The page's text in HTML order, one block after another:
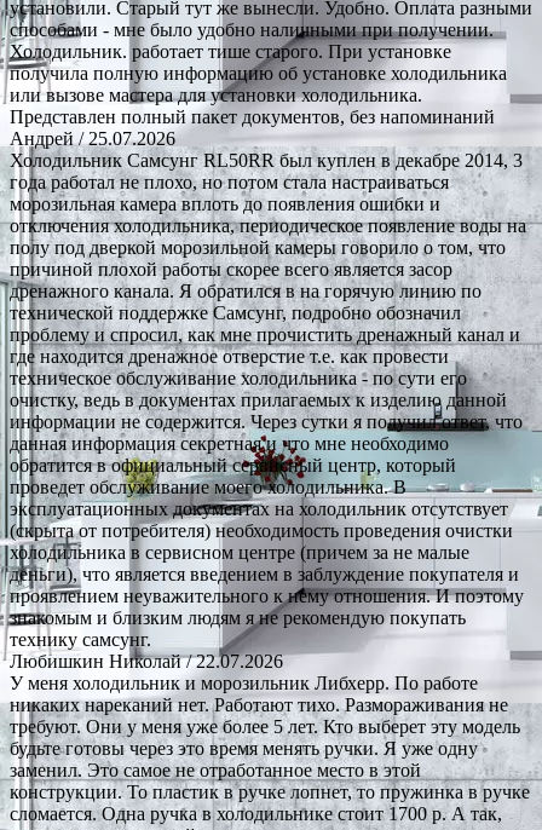
установили. Старый тут же вынесли. Удобно. Оплата разными
способами - мне было удобно наличными при получении.
Холодильник. работает тише старого. При установке
получила полную информацию об установке холодильника
или вызове мастера для установки холодильника.
Представлен полный пакет документов, без напоминаний
Андрей / 25.07.2026
Холодильник Самсунг RL50RR был куплен в декабре 2014, 3
года работал не плохо, но потом стала настраиваться
морозильная камера вплоть до появления ошибки и
отключения холодильника, периодическое появление воды на
полу под дверкой морозильной камеры говорило о том, что
причиной плохой работы скорее всего является засор
дренажного канала. Я обратился в на горячую линию по
технической поддержке Самсунг, подробно обозначил
проблему и спросил, как мне прочистить дренажный канал и
где находится дренажное отверстие т.е. как провести
техническое обслуживание холодильника - по сути его
очистку, ведь в документах прилагаемых к изделию данной
информации не содержится. Через сутки я получил ответ, что
данная информация секретная и что мне необходимо
обратится в официальный сервисный центр, который
проведет обслуживание моего холодильника. В
эксплуатационных документах на холодильник отсутствует
(скрыта от потребителя) необходимость проведения очистки
холодильника в сервисном центре (причем за не малые
деньги), что является введением в заблуждение покупателя и
проявлением неуважительного к нему отношения. И поэтому
знакомым и близким людям я не рекомендую покупать
технику самсунг.
Любишкин Николай/ 22.07.2026
У меня холодильник и морозильник Либхерр. По работе
никаких нареканий нет. Работают тихо. Размораживания не
требуют. Они у меня уже более 5 лет. Кто выберет эту модель
будьте готовы через это время менять ручки. Я уже одну
заменил. Это самое не отработанное место в этой
конструкции. То пластик в ручке лопнет, то пружинка в ручке
сломается. Одна ручка в холодильнике стоит 1700 р. А так,